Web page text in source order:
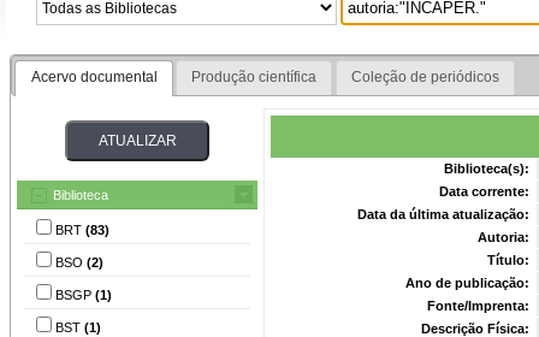
Acervo documental Produção científica Coleção de periódicos
Biblioteca
BRT (83)
BSO (2)
BSGP (1)
BST (1)
Biblioteca(s):
Data corrente:
Data da última atualização:
Autoria:
Título:
Ano de publicação:
Fonte/Imprenta:
Descrição Física: